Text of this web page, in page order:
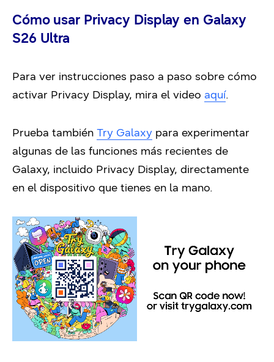
Cómo usar Privacy Display en Galaxy
S26 Ultra
Para ver instrucciones paso a paso sobre cómo
activar Privacy Display, mira el video aquí.
Prueba también Try Galaxy para experimentar
algunas de las funciones más recientes de
Galaxy, incluido Privacy Display, directamente
en el dispositivo que tienes en la mano.